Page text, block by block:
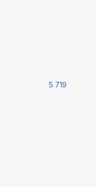
5 719